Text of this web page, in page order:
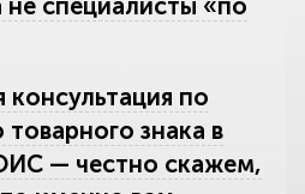
специалисты «по
консультация по
знака в
— честно скажем,